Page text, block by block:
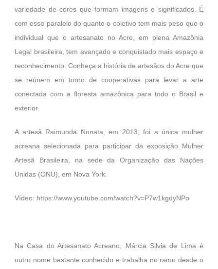
variedade de cores que formam imagens e significados. É
com esse paralelo do quanto o coletivo tem mais peso que o
individual que o artesanato no Acre, em plena Amazônia
Legal brasileira, tem avançado e conquistado mais espaço e
reconhecimento. Conheça a história de artesãos do Acre que
se reúnem em torno de cooperativas para levar a arte
conectada com a floresta amazônica para todo o Brasil e
exterior.
A artesã Raimunda Nonata, em 2013, foi a única mulher
acreana selecionada para participar da exposição Mulher
Artesã Brasileira, na sede da Organização das Nações
Unidas (ONU), em Nova York.
Vídeo: https://www.youtube.com/watch?v=P7w1kgdyNPo
Na Casa do Artesanato Acreano, Márcia Silvia de Lima é
outro nome bastante conhecido e trabalha no ramo desde o